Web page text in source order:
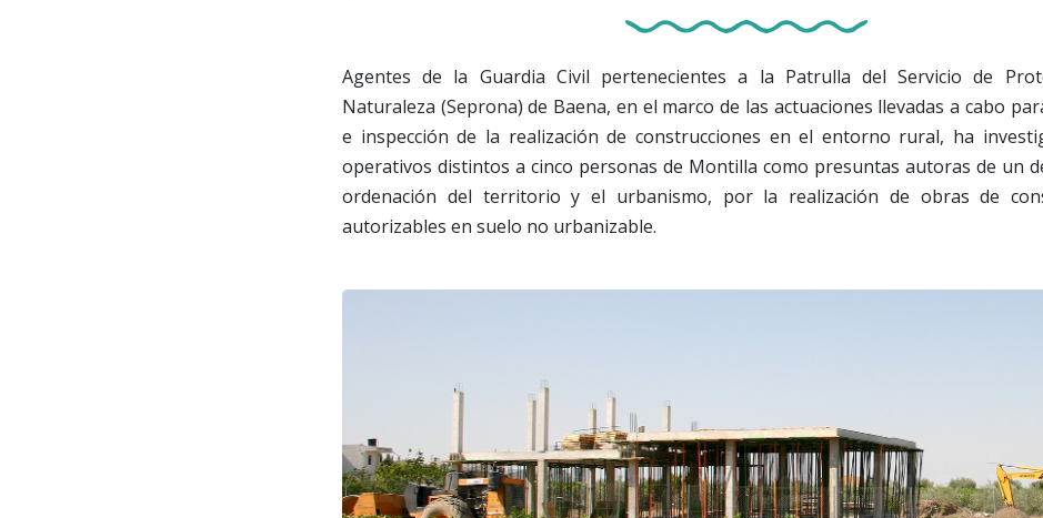
Agentes de la Guardia Civil pertenecientes a la Patrulla del Servicio de
Naturaleza (Seprona) de Baena, en el marco de las actuaciones llevadas a cabo
e inspección de la realización de construcciones en el entorno rural, ha
operativos distintos a cinco personas de Montilla como presuntas autoras de un
ordenación del territorio y el urbanismo, por la realización de obras de
autorizables en suelo no urbanizable.